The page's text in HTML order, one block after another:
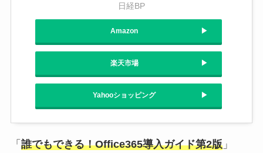
日経BP
Amazon
楽天市場
Yahooショッピング
「 誰でもできる！Office365導入ガイド第2版」